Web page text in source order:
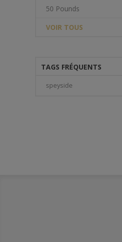
50 Pounds
VOIR TOUS
TAGS FRÉQUENTS
speyside